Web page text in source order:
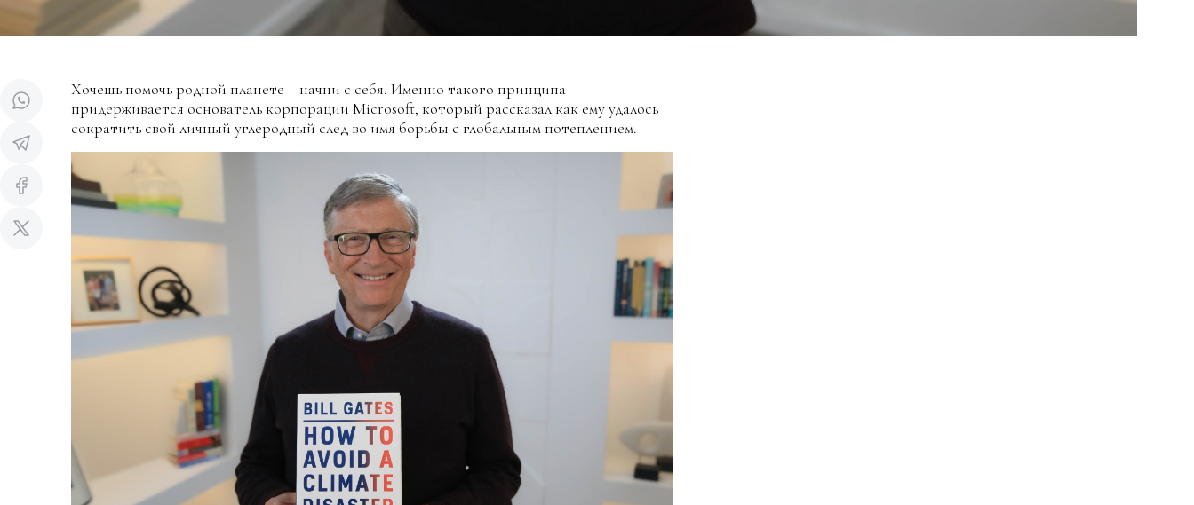
Хочешь помочь родной планете – начни с себя. Именно такого принципа
придерживается основатель корпорации Microsoft, который рассказал как ему удалось
сократить свой личный углеродный след во имя борьбы с глобальным потеплением.